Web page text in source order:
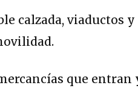
calzada, viaductos y
que entran